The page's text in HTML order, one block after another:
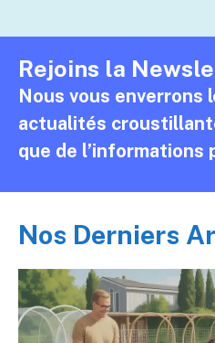
Rejoins la
Nous vous enverrons
actualités
que de l’informations
Nos Derniers